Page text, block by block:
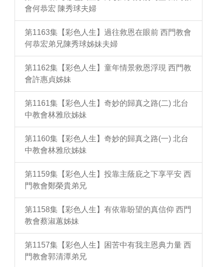
會何恭宏 陳秀球夫婦
第1163集【彩色人生】過往救恩在眼前 西門教會
何恭宏弟兄陳秀球姊妹夫婦
第1162集【彩色人生】童年情景救恩浮現 西門教
會許惠貞姊妹
第1161集【彩色人生】奇妙的歸真之路(二) 北台
中教會林雅欣姊妹
第1160集【彩色人生】奇妙的歸真之路(一) 北台
中教會林雅欣姊妹
第1159集【彩色人生】投靠主蔭庇之下享平安 西
門教會鄭榮貴弟兄
第1158集【彩色人生】有依靠盼望的真信仰 西門
教會蔡淑蕙姊妹
第1157集【彩色人生】困苦中有我主恩典力量 西
門教會郭清潭弟兄